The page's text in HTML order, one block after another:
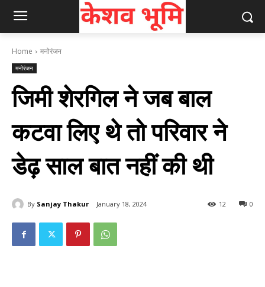
Home मनोरंजन
मनोरंजन
जिमी शेरगिल ने जब बाल
कटवा लिए थे तो परिवार ने
डेढ़ साल बात नहीं की थी
By Sanjay Thakur January 18, 2024 0
12